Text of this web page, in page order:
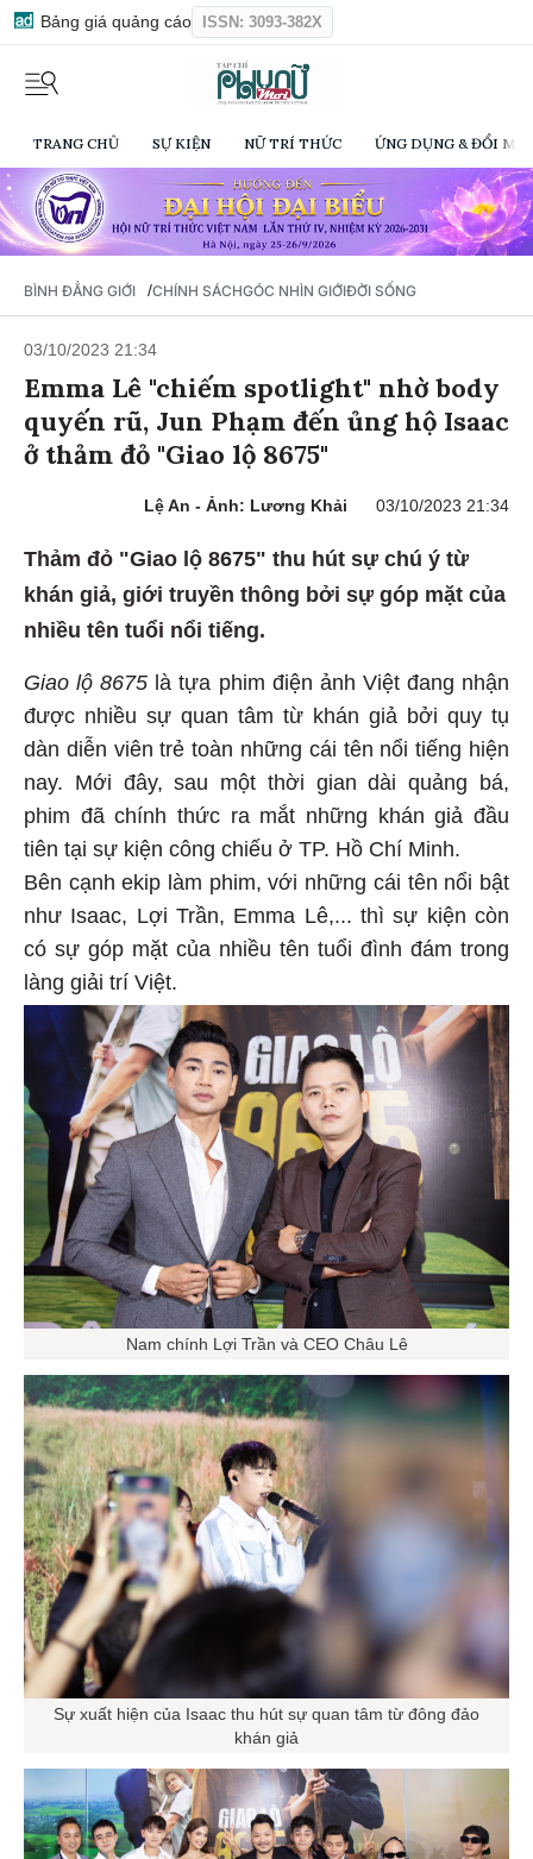
Bảng giá quảng cáo ISSN: 3093-382X
TRANG CHỦ SỰ KIỆN NỮ TRÍ THỨC ỨNG DỤNG & ĐỔI
BÌNH ĐẲNG GIỚI /CHÍNH SÁCHGÓC NHÌN GIỚIĐỜI SỐNG
03/10/2023 21:34
Emma Lê "chiếm spotlight" nhờ body
quyến rũ, Jun Phạm đến ủng hộ Isaac
ở thảm đỏ "Giao lộ 8675"
Lệ An - Ảnh: Lương Khải 03/10/2023 21:34
Thảm đỏ "Giao lộ 8675" thu hút sự chú ý từ
khán giả, giới truyền thông bởi sự góp mặt của
nhiều tên tuổi nổi tiếng.
Giao lộ 8675 là tựa phim điện ảnh Việt đang nhận
được nhiều sự quan tâm từ khán giả bởi quy tụ
dàn diễn viên trẻ toàn những cái tên nổi tiếng hiện
nay. Mới đây, sau một thời gian dài quảng bá,
phim đã chính thức ra mắt những khán giả đầu
tiên tại sự kiện công chiếu ở TP. Hồ Chí Minh.
Bên cạnh ekip làm phim, với những cái tên nổi bật
như Isaac, Lợi Trần, Emma Lê,... thì sự kiện còn
có sự góp mặt của nhiều tên tuổi đình đám trong
làng giải trí Việt.
Nam chính Lợi Trần và CEO Châu Lê
Sự xuất hiện của Isaac thu hút sự quan tâm từ đông đảo
khán giả